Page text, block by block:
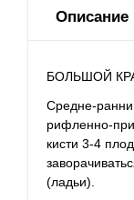
Описание
БОЛЬШОЙ
Средне-
рифленно-
кисти 3-4
(ладьи).